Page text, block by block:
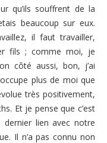
qu’ils souffrent de la
beaucoup sur eux.
il faut travailler,
fils ; comme moi, je
côté aussi, bon, j’ai
plus de moi que
très positivement,
Et je pense que c’est
dernier lien avec notre
Il n’a pas connu non